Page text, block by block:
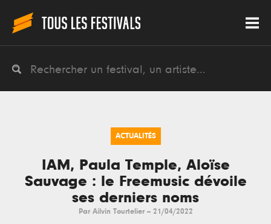
ACTUALITÉS
IAM, Paula Temple, Aloïse
Sauvage : le Freemusic dévoile
ses derniers noms
Par Ailvin Tourtelier -- 21/04/2022